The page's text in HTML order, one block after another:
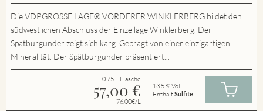
Die VDP.GROSSE LAGE® VORDERER WINKLERBERG bildet den
südwestlichen Abschluss der Einzellage Winklerberg. Der
Spätburgunder zeigt sich karg. Geprägt von einer einzigartigen
Mineralität. Der Spätburgunder präsentiert...
0.75 L Flasche
57,00 €
76.00€/L
13.5 % Vol
EnthältSulfite